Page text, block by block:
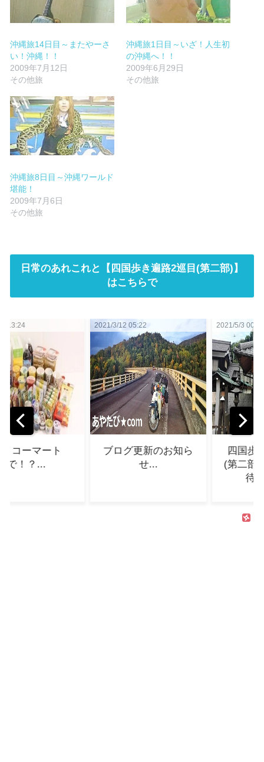
沖縄旅14日目～またやーさ
い！沖縄！！
2009年7月12日
その他旅
沖縄旅1日目～いざ！人生初
の沖縄へ！！
2009年6月29日
その他旅
沖縄旅8日目～沖縄ワールド
堪能！
2009年7月6日
その他旅
日常のあれこれと【四国歩き遍路2巡目(第二部)】
はこちらで
新のお知ら
せ...
2021/5/3 00:31
四国歩き遍路2巡目
(第二部)5日目～お接
2021/2/21 14:54
テス